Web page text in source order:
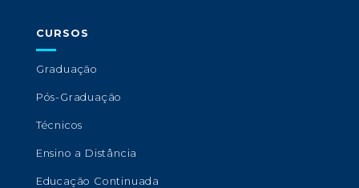
CURSOS
Graduação
Pós-Graduação
Técnicos
Ensino a Distância
Educação Continuada